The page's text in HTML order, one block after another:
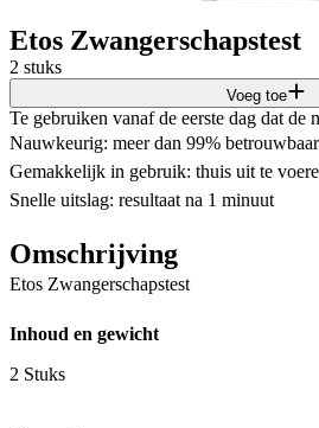
Etos Zwangerschapstest
2 stuks
Voeg toe
Te gebruiken vanaf de eerste dag dat de
Nauwkeurig: meer dan 99% betrouwbaar
Gemakkelijk in gebruik: thuis uit te
Snelle uitslag: resultaat na 1 minuut
Omschrijving
Etos Zwangerschapstest
Inhoud en gewicht
2 Stuks